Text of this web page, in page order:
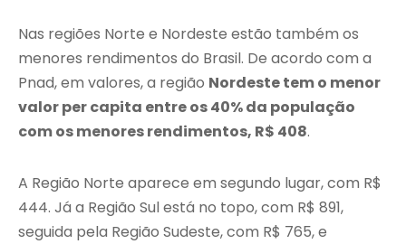
Nas regiões Norte e Nordeste estão também os
menores rendimentos do Brasil. De acordo com a
Pnad, em valores, a região Nordeste tem o menor
valor per capita entre os 40% da população
com os menores rendimentos, R$ 408.
A Região Norte aparece em segundo lugar, com R$
444. Já a Região Sul está no topo, com R$ 891,
seguida pela Região Sudeste, com R$ 765, e